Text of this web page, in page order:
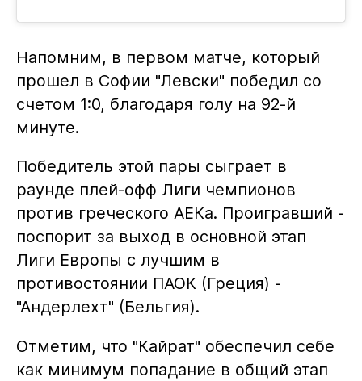
Напомним, в первом матче, который
прошел в Софии "Левски" победил со
счетом 1:0, благодаря голу на 92-й
минуте.
Победитель этой пары сыграет в
раунде плей-офф Лиги чемпионов
против греческого АЕКа. Проигравший -
поспорит за выход в основной этап
Лиги Европы с лучшим в
противостоянии ПАОК (Греция) -
"Андерлехт" (Бельгия).
Отметим, что "Кайрат" обеспечил себе
как минимум попадание в общий этап